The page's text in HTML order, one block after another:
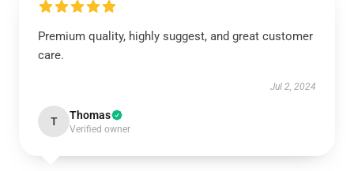
Premium quality, highly suggest, and great customer
care.
Jul 2, 2024
T Thomas
Verified owner